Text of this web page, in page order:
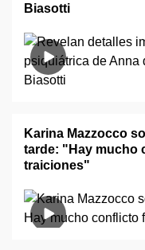
Biasotti
Karina Mazzocco
tarde: "Hay mucho
traiciones"